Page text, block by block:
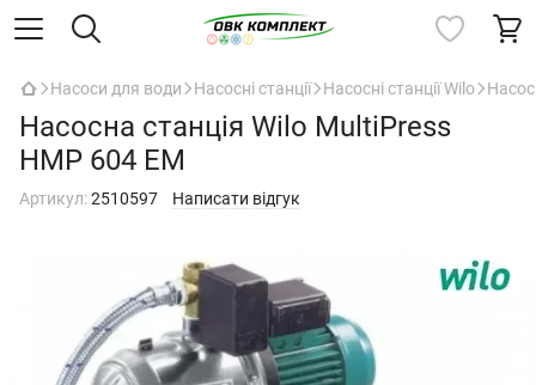
Насоси для води Насосні станції Насосні станції Wilo
Насосна станція Wilo MultiPress
HMP 604 EM
Артикул:2510597 Написати відгук